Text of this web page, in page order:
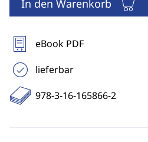
In den Warenkorb
eBook PDF
lieferbar
978-3-16-165866-2